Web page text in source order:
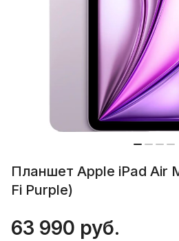
Планшет Apple iPad Air
Fi Purple)
63 990 руб.